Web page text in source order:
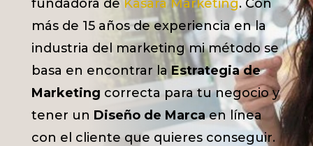
fundadora de Kasara Marketing. Con
más de 15 años de experiencia en la
industria del marketing mi método se
basa en encontrar laEstrategia de
Marketing correcta para tu negocio y
tener un Diseño de Marcaen línea
con el cliente que quieres conseguir.